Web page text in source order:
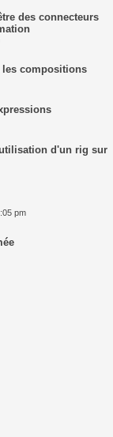
des connecteurs
les compositions
d'un rig sur
pm